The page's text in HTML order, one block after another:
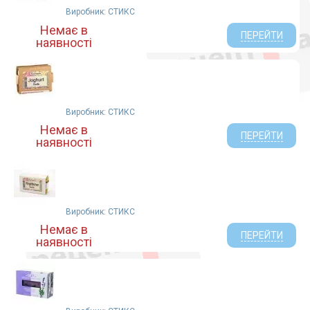
Виробник: СТИКС
Немає в
наявності
ПЕРЕЙТИ
Виробник: СТИКС
Немає в
наявності
ПЕРЕЙТИ
Виробник: СТИКС
Немає в
наявності
ПЕРЕЙТИ